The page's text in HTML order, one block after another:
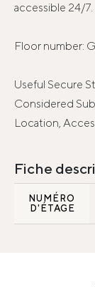
accessible 24/7.
Floor number:
Useful Secure
Considered
Location,
Fiche
NUMÉRO
D'ÉTAGE